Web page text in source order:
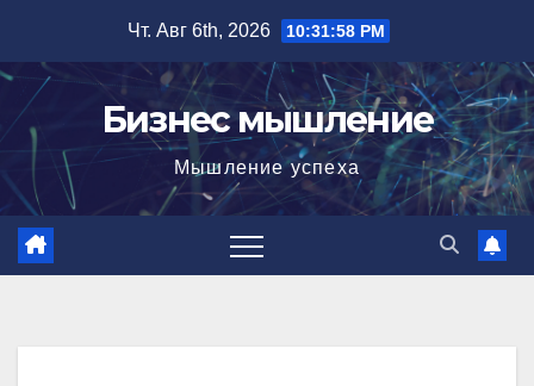
содержимому
Чт. Авг 6th, 2026 10:31:59 PM
Бизнес мышление
Мышление успеха